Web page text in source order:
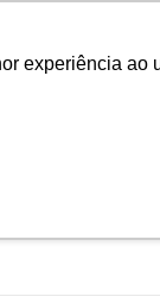
experiência